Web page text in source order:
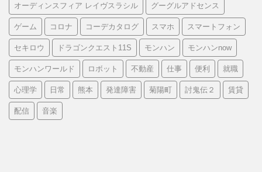
オーディンスフィア レイヴスラシル グーグルアドセンス
ゲーム コロナ コーデカタログ スマホ スマートフォン
セキロウ ドラゴンクエスト11S モンハン モンハンnow
モンハンワールド ロボット 不動産 仕事 便利 就職
心理学 日常 熊本 発達障害 菊陽町 討鬼伝２ 賃貸
配信 音楽